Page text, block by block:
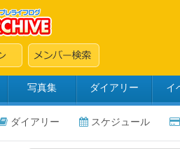
写真集 ダイアリー イ
ダイアリー スケジュール